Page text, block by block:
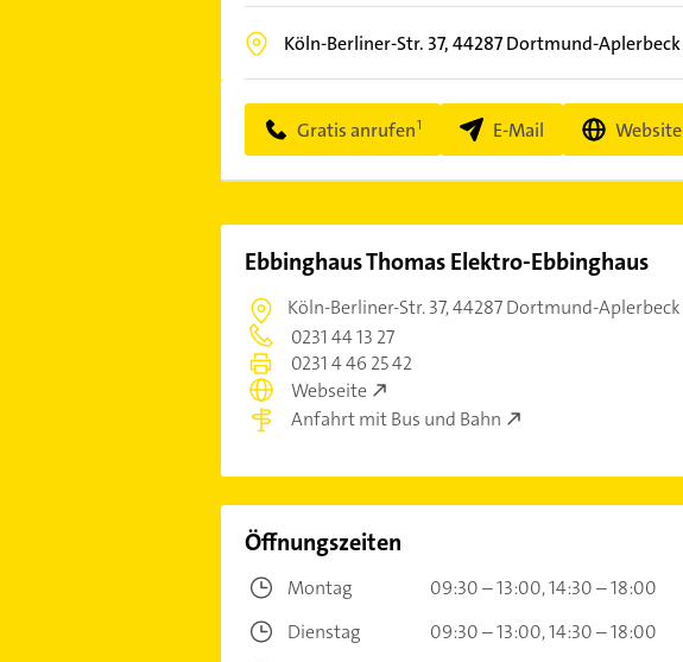
Köln-Berliner-Str. 37,44287Dortmund-Aplerbeck
Gratis anrufen E-Mail Website
Ebbinghaus Thomas Elektro-Ebbinghaus
Köln-Berliner-Str. 37,44287 Dortmund-Aplerbeck
0231 44 13 27
0231 4 46 25 42
Webseite
Anfahrt mit Bus und Bahn
Öffnungszeiten
Montag 09:30 – 13:00 14:30 – 18:00
Dienstag
09:30 – 13:00 14:30 – 18:00